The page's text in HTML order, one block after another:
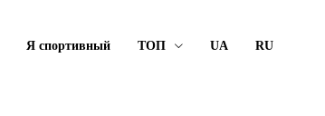
Я спортивный ТОП UA RU